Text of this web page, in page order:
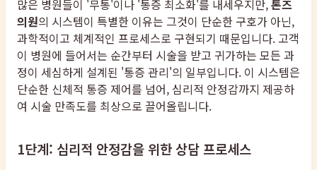
많은 병원들이 '무통'이나 '통증 최소화'를 내세우지만,톤즈
의원의 시스템이 특별한 이유는 그것이 단순한 구호가 아닌,
과학적이고 체계적인 프로세스로 구현되기 때문입니다. 고객
이 병원에 들어서는 순간부터 시술을 받고 귀가하는 모든 과
정이 세심하게 설계된 '통증 관리'의 일부입니다. 이 시스템은
단순한 신체적 통증 제어를 넘어, 심리적 안정감까지 제공하
여 시술 만족도를 최상으로 끌어올립니다.
1단계: 심리적 안정감을 위한 상담 프로세스